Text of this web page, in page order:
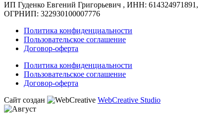
ИП Гуденко Евгений Григорьевич , ИНН: 614324971891,
ОГРНИП: 322930100007776
Политика конфиденциальности
Пользовательское соглашение
Договор-оферта
Политика конфиденциальности
Пользовательское соглашение
Договор-оферта
Сайт создан
WebCreative Studio